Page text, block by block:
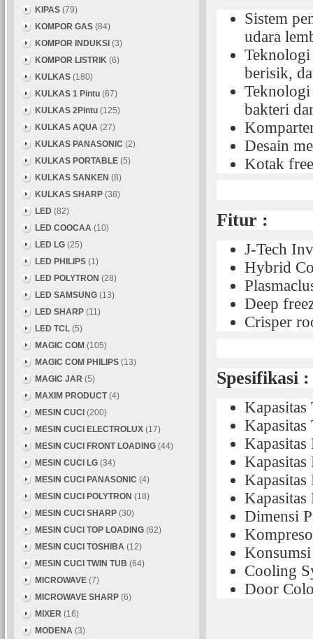
Sistem
udara
berisik,
Teknologi
bakteri
Desain
Kotak
Fitur :
J-Tech
Hybrid
Deep
Crisper
Spesifikasi :
Dimensi
Cooling
Door
KIPAS (79)
KOMPOR GAS (84)
KOMPOR INDUKSI (3)
KOMPOR LISTRIK (6)
KULKAS (180)
KULKAS 1 Pintu (67)
KULKAS 2Pintu (125)
KULKAS AQUA (27)
KULKAS PANASONIC (2)
KULKAS PORTABLE (5)
KULKAS SANKEN (8)
KULKAS SHARP (38)
LED (82)
LED COOCAA (10)
LED LG (25)
LED PHILIPS (1)
LED POLYTRON (28)
LED SAMSUNG (13)
LED SHARP (11)
LED TCL (5)
MAGIC COM (105)
MAGIC COM PHILIPS (13)
MAGIC JAR (5)
MAXIM PRODUCT (4)
MESIN CUCI (200)
MESIN CUCI ELECTROLUX (17)
MESIN CUCI FRONT LOADING (44)
MESIN CUCI LG (34)
MESIN CUCI PANASONIC (4)
MESIN CUCI POLYTRON (18)
MESIN CUCI SHARP (30)
MESIN CUCI TOP LOADING (62)
MESIN CUCI TOSHIBA (12)
MESIN CUCI TWIN TUB (64)
MICROWAVE (7)
MICROWAVE SHARP (6)
MIXER (16)
MODENA (3)